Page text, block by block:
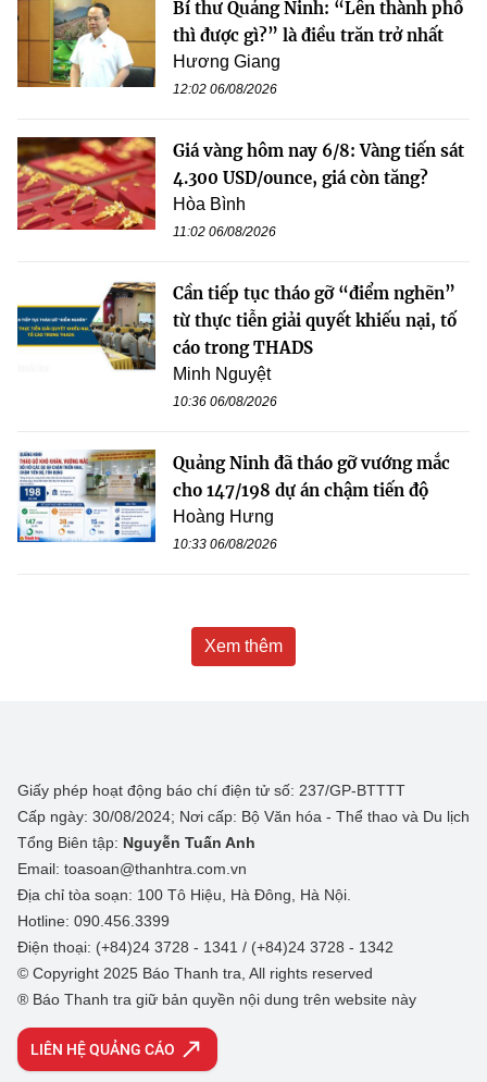
Bí thư Quảng Ninh: “Lên thành phố
thì được gì?” là điều trăn trở nhất
Hương Giang
12:02 06/08/2026
Giá vàng hôm nay 6/8: Vàng tiến sát
4.300 USD/ounce, giá còn tăng?
Hòa Bình
11:02 06/08/2026
Cần tiếp tục tháo gỡ “điểm nghẽn”
từ thực tiễn giải quyết khiếu nại, tố
cáo trong THADS
Minh Nguyệt
10:36 06/08/2026
Quảng Ninh đã tháo gỡ vướng mắc
cho 147/198 dự án chậm tiến độ
Hoàng Hưng
10:33 06/08/2026
Xem thêm
Giấy phép hoạt động báo chí điện tử số: 237/GP-BTTTT
Cấp ngày: 30/08/2024; Nơi cấp: Bộ Văn hóa - Thể thao và Du lịch
Tổng Biên tập: Nguyễn Tuấn Anh
Email: toasoan@thanhtra.com.vn
Địa chỉ tòa soạn: 100 Tô Hiệu, Hà Đông, Hà Nội.
Hotline: 090.456.3399
Điện thoại: (+84)24 3728 - 1341 / (+84)24 3728 - 1342
© Copyright 2025 Báo Thanh tra, All rights reserved
® Báo Thanh tra giữ bản quyền nội dung trên website này
LIÊN HỆ QUẢNG CÁO